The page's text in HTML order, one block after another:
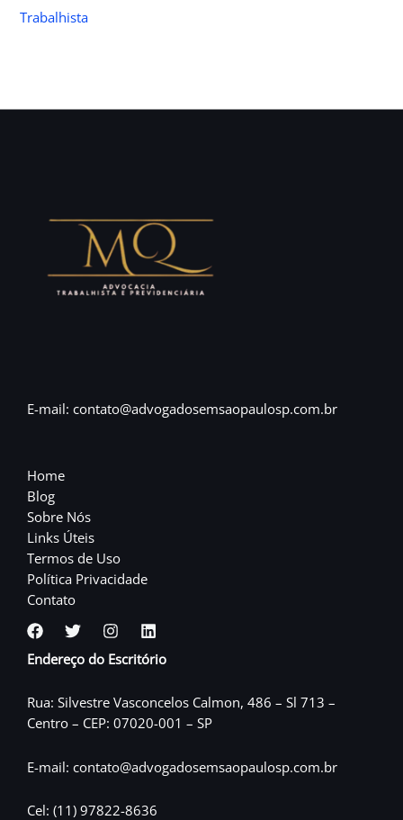
Trabalhista
E-mail: contato@advogadosemsaopaulosp.com.br
Home
Blog
Sobre Nós
Links Úteis
Termos de Uso
Política Privacidade
Contato
Endereço do Escritório
Rua: Silvestre Vasconcelos Calmon, 486 – Sl 713 –
Centro – CEP: 07020-001 – SP
E-mail: contato@advogadosemsaopaulosp.com.br
Cel: (11) 97822-8636